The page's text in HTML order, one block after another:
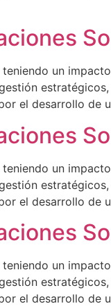
un
el desarrollo de
un
el desarrollo de
un
el desarrollo de